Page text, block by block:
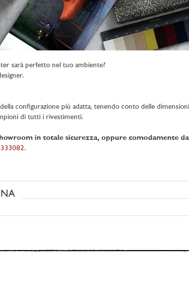
sarà perfetto nel tuo ambiente?
configurazione più adatta, tenendo conto delle
di tutti i rivestimenti.
in totale sicurezza, oppure comodamente da
.